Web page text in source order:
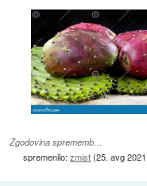
Zgodovina sprememb…
spremenilo:zmist(25. avg